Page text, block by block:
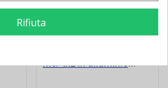
mt. 4x2 in alluminio
Rifiuta